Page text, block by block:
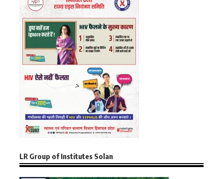
LR Group of Institutes Solan